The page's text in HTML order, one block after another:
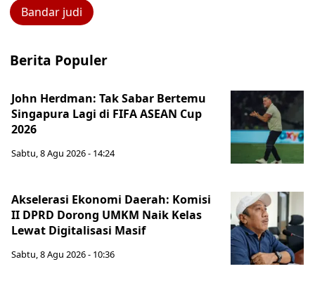
Bandar judi
Berita Populer
John Herdman: Tak Sabar Bertemu
Singapura Lagi di FIFA ASEAN Cup
2026
Sabtu, 8 Agu 2026 - 14:24
Akselerasi Ekonomi Daerah: Komisi
II DPRD Dorong UMKM Naik Kelas
Lewat Digitalisasi Masif
Sabtu, 8 Agu 2026 - 10:36